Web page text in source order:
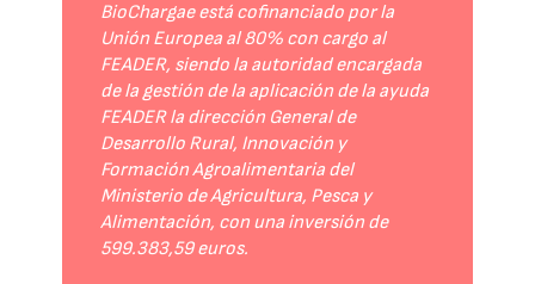
BioChargae está cofinanciado por la
Unión Europea al 80% con cargo al
FEADER, siendo la autoridad encargada
de la gestión de la aplicación de la ayuda
FEADER la dirección General de
Desarrollo Rural, Innovación y
Formación Agroalimentaria del
Ministerio de Agricultura, Pesca y
Alimentación, con una inversión de
599.383,59 euros.